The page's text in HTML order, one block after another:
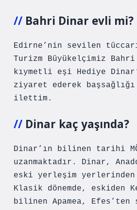
Bahri Dinar evli mi?
Edirne’nin sevilen
Turizm Büyükelçimiz Bahri
kıymetli eşi Hediye
ziyaret ederek
ilettim.
Dinar kaç yaşında?
Dinar’ın bilinen tarihi
uzanmaktadır. Dinar,
eski yerleşim
Klasik dönemde, eskiden
bilinen Apamea, Efes’ten